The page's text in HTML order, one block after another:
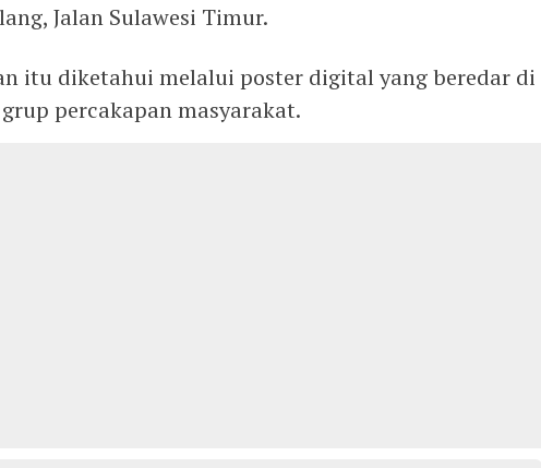
Jalan Sulawesi Timur.
itu diketahui melalui poster digital yang beredar di
percakapan masyarakat.